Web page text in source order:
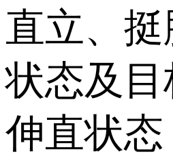
直立、
状态及目
伸直状态